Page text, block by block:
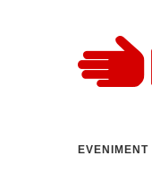
EVENIMENT